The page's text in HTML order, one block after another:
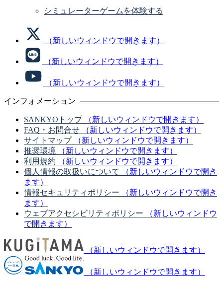
シミュレーターゲームを体験する
（新しいウィンドウで開きます）
（新しいウィンドウで開きます）
（新しいウィンドウで開きます）
インフォメーション
SANKYOトップ
（新しいウィンドウで開きます）
FAQ・お問合せ
（新しいウィンドウで開きます）
サイトマップ
（新しいウィンドウで開きます）
推奨環境
（新しいウィンドウで開きます）
利用規約
（新しいウィンドウで開きます）
個人情報の取扱いについて
（新しいウィンドウで開き
ます）
情報セキュリティポリシー
（新しいウィンドウで開き
ます）
ウェブアクセシビリティポリシー
（新しいウィンドウ
で開きます）
（新しいウィンドウで開きます）
（新しいウィンドウで開きます）